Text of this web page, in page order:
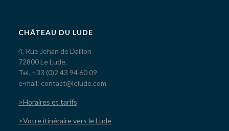
CHÂTEAU DU LUDE
4, Rue Jehan de Daillon
72800 Le Lude,
Tel. +33 (0)2 43 94 60 09
e-mail: contact@lelude.com
>Horaires et tarifs
>Votre itinéraire vers le Lude